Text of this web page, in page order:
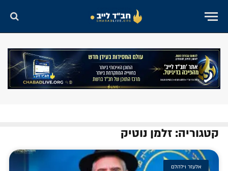
קטגוריה: זלמן נוטיק
אלעזר וילהלם